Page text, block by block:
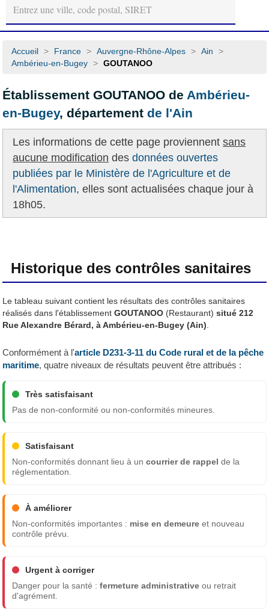
Autour
de
moi
Régions
Accueil > France > Auvergne-Rhône-Alpes > Ain
>
Ambérieu-en-Bugey > GOUTANOO
Établissement GOUTANOO de Ambérieu-
en-Bugey, départementde l'Ain
Les informations de cette page proviennentsans
aucune modification desdonnées ouvertes
publiées par le Ministère de l'Agriculture et de
l'Alimentation, elles sont actualisées chaque jour à
18h05.
Historique des contrôles sanitaires
Le tableau suivant contient les résultats des contrôles sanitaires
réalisés dans l'établissementGOUTANOO (Restaurant) situé 212
Rue Alexandre Bérard, à Ambérieu-en-Bugey (Ain)
Conformément à l'article D231-3-11 du Code rural et de la pêche
maritime, quatre niveaux de résultats peuvent être attribués :
Très satisfaisant
Pas de non-conformité ou non-conformités mineures.
Satisfaisant
Non-conformités donnant lieu à uncourrier de rappel de la
réglementation.
À améliorer
Non-conformités importantes : mise en demeure et nouveau
contrôle prévu.
Urgent à corriger
Danger pour la santé :fermeture administrative ou retrait
d'agrément.